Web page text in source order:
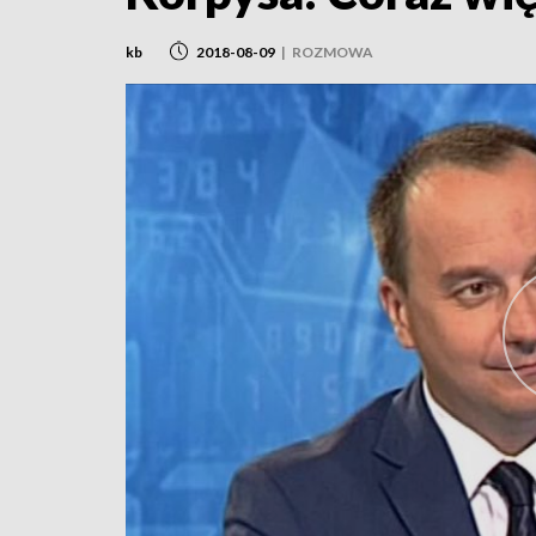
kb 2018-08-09 | ROZMOWA